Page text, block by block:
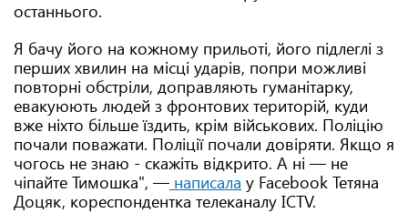
останнього.
Я бачу його на кожному прильоті, його підлеглі з
перших хвилин на місці ударів, попри можливі
повторні обстріли, доправляють гуманітарку,
евакуюють людей з фронтових територій, куди
вже ніхто більше їздить, крім військових. Поліцію
почали поважати. Поліції почали довіряти. Якщо я
чогось не знаю - скажіть відкрито. А ні — не
чіпайте Тимошка", — написала у Facebook Тетяна
Доцяк, кореспондентка телеканалу ICTV.